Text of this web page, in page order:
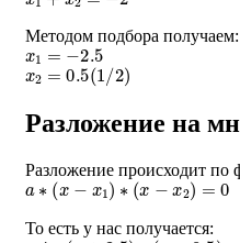
Методом подбора получаем:
x1=−2.5
x2 =0.5 (1/2 )
Разложение на
Разложение происходит по
a ∗(x−x1)∗ (x−x2)=0
То есть у нас получается:
−4∗(x+2.5)∗(x−0.5)=0